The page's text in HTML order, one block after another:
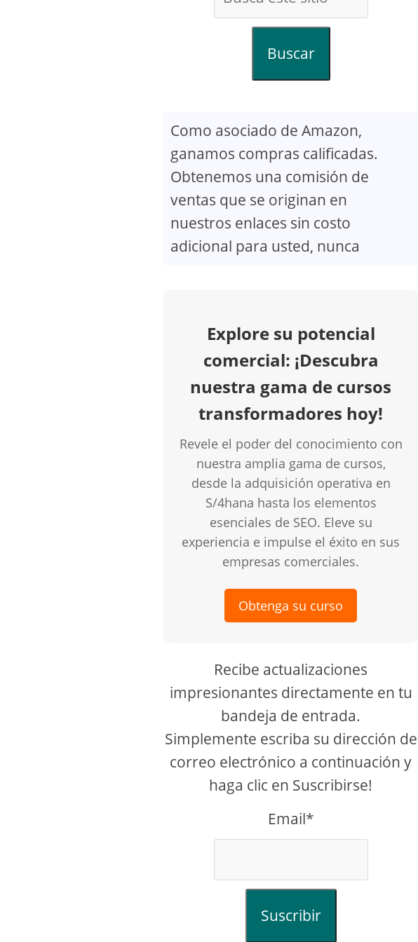
Buscar
Como asociado de Amazon,
ganamos compras calificadas.
Obtenemos una comisión de
ventas que se originan en
nuestros enlaces sin costo
adicional para usted, nunca
Explore su potencial
comercial: ¡Descubra
nuestra gama de cursos
transformadores hoy!
Revele el poder del conocimiento con
nuestra amplia gama de cursos,
desde la adquisición operativa en
S/4hana hasta los elementos
esenciales de SEO. Eleve su
experiencia e impulse el éxito en sus
empresas comerciales.
Obtenga su curso
Recibe actualizaciones
impresionantes directamente en tu
bandeja de entrada.
Simplemente escriba su dirección de
correo electrónico a continuación y
haga clic en Suscribirse!
Email*
Suscribir